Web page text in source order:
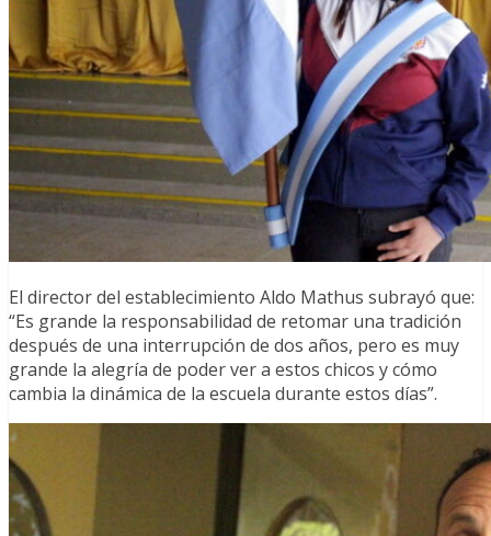
El director del establecimiento Aldo Mathus subrayó que:
“Es grande la responsabilidad de retomar una tradición
después de una interrupción de dos años, pero es muy
grande la alegría de poder ver a estos chicos y cómo
cambia la dinámica de la escuela durante estos días”.